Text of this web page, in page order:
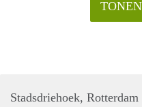
Stadsdriehoek, Rotterdam